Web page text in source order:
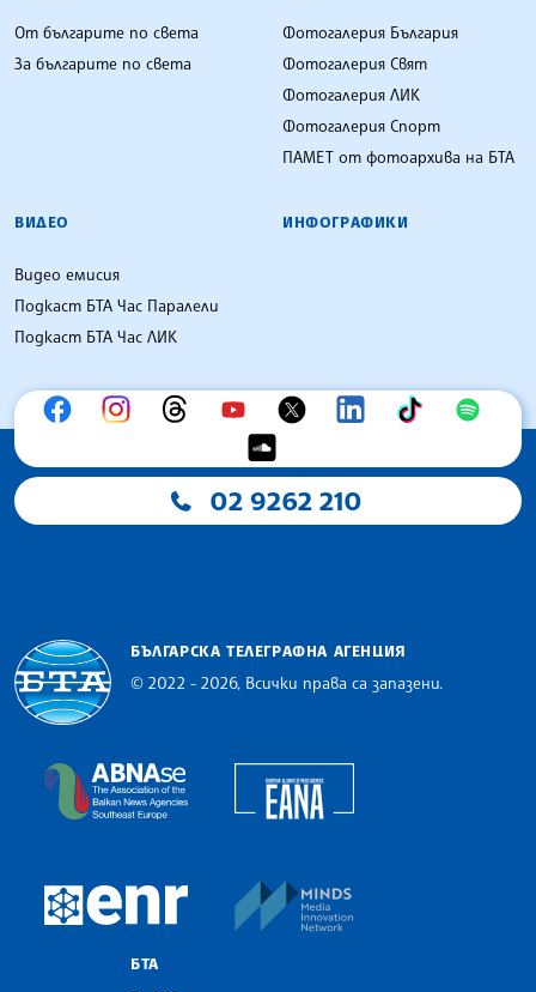
От българите по света
За българите по света
Фотогалерия България
Фотогалерия Свят
Фотогалерия ЛИК
Фотогалерия Спорт
ПАМЕТ от фотоархива на БТА
ВИДЕО
Видео емисия
Подкаст БТА Час Паралели
Подкаст БТА Час ЛИК
ИНФОГРАФИКИ
02 9262 210
БЪЛГАРСКА ТЕЛЕГРАФНА АГЕНЦИЯ
© 2022 - 2026, Всички права са запазени.
The Assocoation of the Balkan News Agencies
European Newsroom
БТА